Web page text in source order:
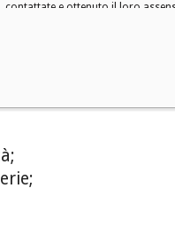
contattate e ottenuto il loro